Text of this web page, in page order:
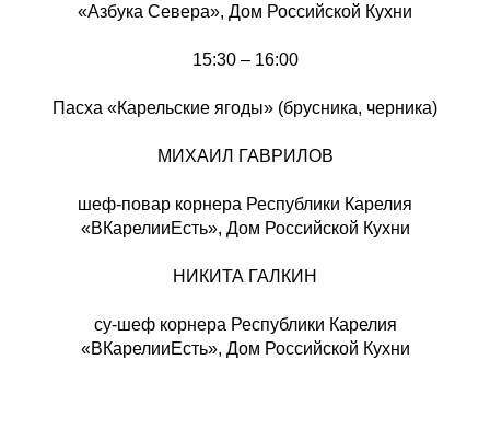
«Азбука Севера», Дом Российской Кухни
15:30 – 16:00
Пасха «Карельские ягоды» (брусника, черника)
МИХАИЛ ГАВРИЛОВ
шеф-повар корнера Республики Карелия
«ВКарелииЕсть», Дом Российской Кухни
НИКИТА ГАЛКИН
су-шеф корнера Республики Карелия
«ВКарелииЕсть», Дом Российской Кухни